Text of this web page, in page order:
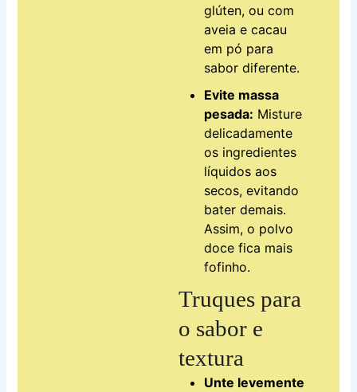
glúten, ou com
aveia e cacau
em pó para
sabor diferente.
Evite massa
pesada: Misture
delicadamente
os ingredientes
líquidos aos
secos, evitando
bater demais.
Assim, o polvo
doce fica mais
fofinho.
Truques para
o sabor e
textura
Unte levemente